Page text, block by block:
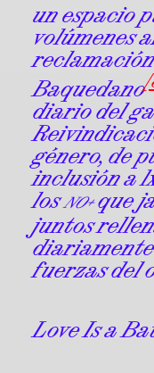
un espacio
volúmenes
Baquedano
diario del
género, de
inclusión a
losNO+que
juntos
fuerzas del
Love Is a